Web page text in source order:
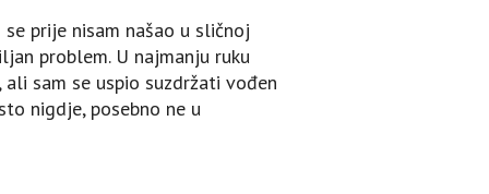
prije nisam našao u sličnoj
problem. U najmanju ruku
sam se uspio suzdržati vođen
nigdje, posebno ne u